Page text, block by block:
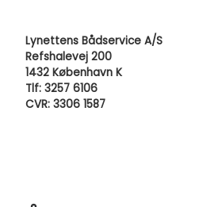
Lynettens Bådservice A/S
Refshalevej 200
1432 København K
Tlf: 3257 6106
CVR: 3306 1587